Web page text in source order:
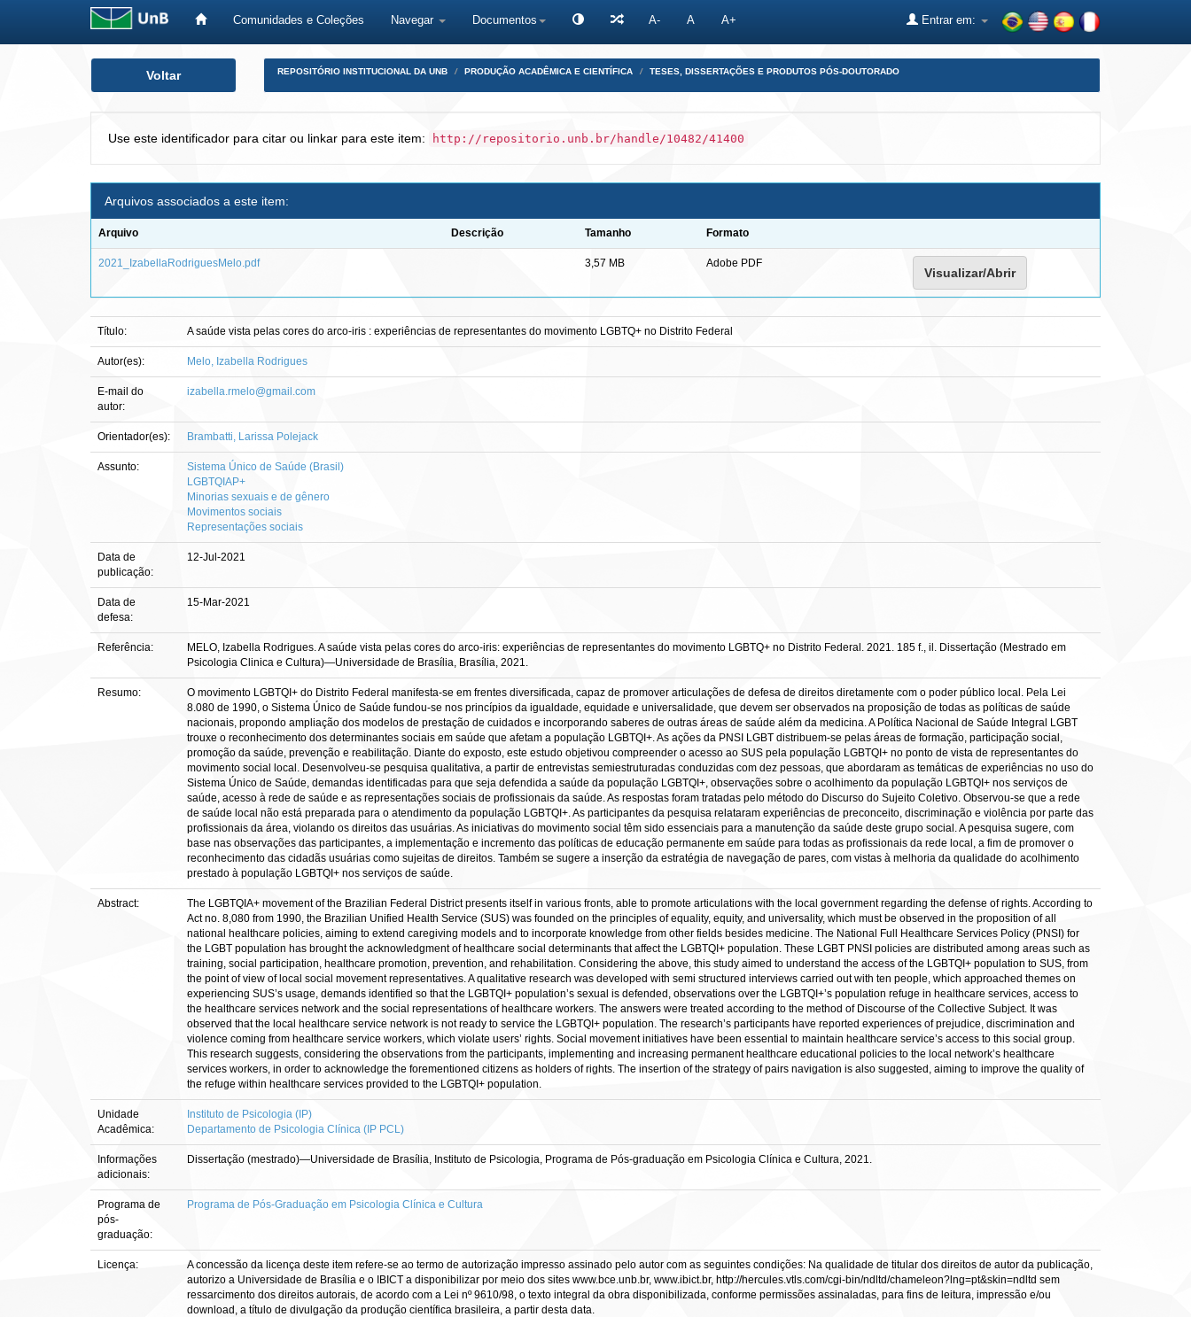
Comunidades e Coleções Navegar Documentos A- A A+ Entrar em:
Voltar REPOSITÓRIO INSTITUCIONAL DA UNB PRODUÇÃO ACADÊMICA E CIENTÍFICA TESES, DISSERTAÇÕES E PRODUTOS PÓS-DOUTORADO
Use este identificador para citar ou linkar para este item: http://repositorio.unb.br/handle/10482/41400
Arquivos associados a este item:
Arquivo Descrição Tamanho Formato
2021_IzabellaRodriguesMelo.pdf 3,57 MB Adobe PDF
Visualizar/Abrir
Título: A saúde vista pelas cores do arco-iris : experiências de representantes do movimento LGBTQ+ no Distrito Federal
Autor(es): Melo, Izabella Rodrigues
E-mail do
autor:
izabella.rmelo@gmail.com
Orientador(es): Brambatti, Larissa Polejack
Assunto:
Sistema Único de Saúde (Brasil)
LGBTQIAP+
Minorias sexuais e de gênero
Movimentos sociais
Representações sociais
Data de
publicação:
12-Jul-2021
Data de
defesa:
15-Mar-2021
Referência:
MELO, Izabella Rodrigues. A saúde vista pelas cores do arco-iris: experiências de representantes do movimento LGBTQ+ no Distrito Federal. 2021. 185 f., il. Dissertação (Mestrado em
Psicologia Clinica e Cultura)—Universidade de Brasília, Brasília, 2021.
Resumo:
O movimento LGBTQI+ do Distrito Federal manifesta-se em frentes diversificada, capaz de promover articulações de defesa de direitos diretamente com o poder público local. Pela Lei
8.080 de 1990, o Sistema Único de Saúde fundou-se nos princípios da igualdade, equidade e universalidade, que devem ser observados na proposição de todas as políticas de saúde
nacionais, propondo ampliação dos modelos de prestação de cuidados e incorporando saberes de outras áreas de saúde além da medicina. A Política Nacional de Saúde Integral LGBT
trouxe o reconhecimento dos determinantes sociais em saúde que afetam a população LGBTQI+. As ações da PNSI LGBT distribuem-se pelas áreas de formação, participação social,
promoção da saúde, prevenção e reabilitação. Diante do exposto, este estudo objetivou compreender o acesso ao SUS pela população LGBTQI+ no ponto de vista de representantes do
movimento social local. Desenvolveu-se pesquisa qualitativa, a partir de entrevistas semiestruturadas conduzidas com dez pessoas, que abordaram as temáticas de experiências no uso do
Sistema Único de Saúde, demandas identificadas para que seja defendida a saúde da população LGBTQI+, observações sobre o acolhimento da população LGBTQI+ nos serviços de
saúde, acesso à rede de saúde e as representações sociais de profissionais da saúde. As respostas foram tratadas pelo método do Discurso do Sujeito Coletivo. Observou-se que a rede
de saúde local não está preparada para o atendimento da população LGBTQI+. As participantes da pesquisa relataram experiências de preconceito, discriminação e violência por parte das
profissionais da área, violando os direitos das usuárias. As iniciativas do movimento social têm sido essenciais para a manutenção da saúde deste grupo social. A pesquisa sugere, com
base nas observações das participantes, a implementação e incremento das políticas de educação permanente em saúde para todas as profissionais da rede local, a fim de promover o
reconhecimento das cidadãs usuárias como sujeitas de direitos. Também se sugere a inserção da estratégia de navegação de pares, com vistas à melhoria da qualidade do acolhimento
prestado à população LGBTQI+ nos serviços de saúde.
Abstract:
The LGBTQIA+ movement of the Brazilian Federal District presents itself in various fronts, able to promote articulations with the local government regarding the defense of rights. According to
Act no. 8,080 from 1990, the Brazilian Unified Health Service (SUS) was founded on the principles of equality, equity, and universality, which must be observed in the proposition of all
national healthcare policies, aiming to extend caregiving models and to incorporate knowledge from other fields besides medicine. The National Full Healthcare Services Policy (PNSI) for
the LGBT population has brought the acknowledgment of healthcare social determinants that affect the LGBTQI+ population. These LGBT PNSI policies are distributed among areas such as
training, social participation, healthcare promotion, prevention, and rehabilitation. Considering the above, this study aimed to understand the access of the LGBTQI+ population to SUS, from
the point of view of local social movement representatives. A qualitative research was developed with semi structured interviews carried out with ten people, which approached themes on
experiencing SUS’s usage, demands identified so that the LGBTQI+ population’s sexual is defended, observations over the LGBTQI+’s population refuge in healthcare services, access to
the healthcare services network and the social representations of healthcare workers. The answers were treated according to the method of Discourse of the Collective Subject. It was
observed that the local healthcare service network is not ready to service the LGBTQI+ population. The research’s participants have reported experiences of prejudice, discrimination and
violence coming from healthcare service workers, which violate users’ rights. Social movement initiatives have been essential to maintain healthcare service’s access to this social group.
This research suggests, considering the observations from the participants, implementing and increasing permanent healthcare educational policies to the local network’s healthcare
services workers, in order to acknowledge the forementioned citizens as holders of rights. The insertion of the strategy of pairs navigation is also suggested, aiming to improve the quality of
the refuge within healthcare services provided to the LGBTQI+ population.
Unidade
Acadêmica:
Instituto de Psicologia (IP)
Departamento de Psicologia Clínica (IP PCL)
Informações
adicionais:
Dissertação (mestrado)—Universidade de Brasília, Instituto de Psicologia, Programa de Pós-graduação em Psicologia Clínica e Cultura, 2021.
Programa de
pós-
graduação:
Programa de Pós-Graduação em Psicologia Clínica e Cultura
Licença:
A concessão da licença deste item refere-se ao termo de autorização impresso assinado pelo autor com as seguintes condições: Na qualidade de titular dos direitos de autor da publicação,
autorizo a Universidade de Brasília e o IBICT a disponibilizar por meio dos sites www.bce.unb.br, www.ibict.br, http://hercules.vtls.com/cgi-bin/ndltd/chameleon?lng=pt&skin=ndltd sem
ressarcimento dos direitos autorais, de acordo com a Lei nº 9610/98, o texto integral da obra disponibilizada, conforme permissões assinaladas, para fins de leitura, impressão e/ou
download, a título de divulgação da produção científica brasileira, a partir desta data.